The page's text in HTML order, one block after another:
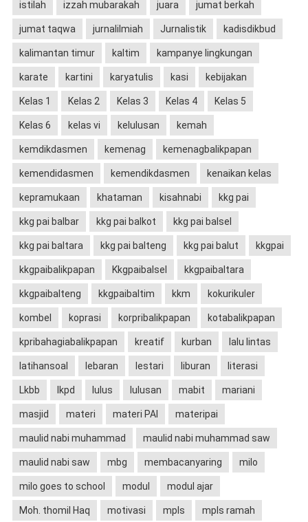
istilah izzah mubarakah juara jumat berkah
jumat taqwa jurnalilmiah Jurnalistik kadisdikbud
kalimantan timur kaltim kampanye lingkungan
karate kartini karyatulis kasi kebijakan
Kelas 1 Kelas 2 Kelas 3 Kelas 4 Kelas 5
Kelas 6 kelas vi kelulusan kemah
kemdikdasmen kemenag kemenagbalikpapan
kemendidasmen kemendikdasmen kenaikan kelas
kepramukaan khataman kisahnabi kkg pai
kkg pai balbar kkg pai balkot kkg pai balsel
kkg pai baltara kkg pai balteng kkg pai balut kkgpai
kkgpaibalikpapan Kkgpaibalsel kkgpaibaltara
kkgpaibalteng kkgpaibaltim kkm kokurikuler
kombel koprasi korpribalikpapan kotabalikpapan
kpribahagiabalikpapan kreatif kurban lalu lintas
latihansoal lebaran lestari liburan literasi
Lkbb lkpd lulus lulusan mabit mariani
masjid materi materi PAI materipai
maulid nabi muhammad maulid nabi muhammad saw
maulid nabi saw mbg membacanyaring milo
milo goes to school modul modul ajar
Moh. thomil Haq motivasi mpls mpls ramah